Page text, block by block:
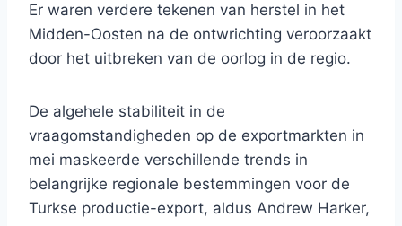
Er waren verdere tekenen van herstel in het
Midden-Oosten na de ontwrichting veroorzaakt
door het uitbreken van de oorlog in de regio.
De algehele stabiliteit in de
vraagomstandigheden op de exportmarkten in
mei maskeerde verschillende trends in
belangrijke regionale bestemmingen voor de
Turkse productie-export, aldus Andrew Harker,